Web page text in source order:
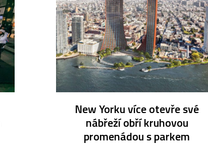
New Yorku více otevře své
nábřeží obří kruhovou
promenádou s parkem